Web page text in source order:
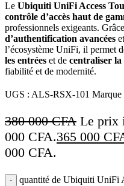
Le Ubiquiti UniFi Access
contrôle d’accès haut de
professionnels exigeants.
d’authentification avancées
l’écosystème UniFi, il permet
les entrées et de centraliser la
fiabilité et de modernité.
UGS : ALS-RSX-101 Marque
380 000CFA Le prix
000 CFA.365 000
000 CFA.
quantité de Ubiquiti UniFi